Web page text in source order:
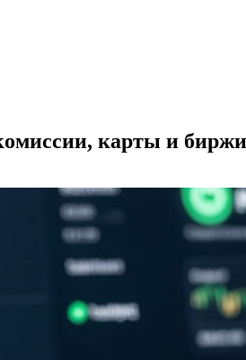
карты и биржи